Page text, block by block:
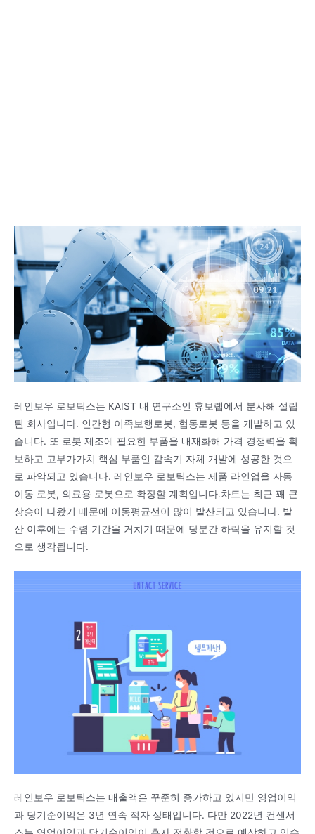
레인보우 로보틱스는 KAIST 내 연구소인 휴보랩에서 분사해 설립
된 회사입니다. 인간형 이족보행로봇, 협동로봇 등을 개발하고 있
습니다. 또 로봇 제조에 필요한 부품을 내재화해 가격 경쟁력을 확
보하고 고부가가치 핵심 부품인 감속기 자체 개발에 성공한 것으
로 파악되고 있습니다. 레인보우 로보틱스는 제품 라인업을 자동
이동 로봇, 의료용 로봇으로 확장할 계획입니다.차트는 최근 꽤 큰
상승이 나왔기 때문에 이동평균선이 많이 발산되고 있습니다. 발
산 이후에는 수렴 기간을 거치기 때문에 당분간 하락을 유지할 것
으로 생각됩니다.
레인보우 로보틱스는 매출액은 꾸준히 증가하고 있지만 영업이익
과 당기순이익은 3년 연속 적자 상태입니다. 다만 2022년 컨센서